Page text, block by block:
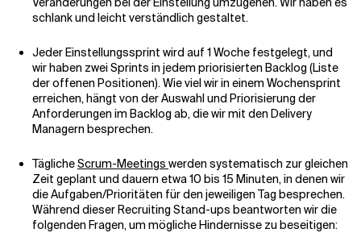
schlank und leicht verständlich gestaltet.
Jeder Einstellungssprint wird auf 1 Woche festgelegt, und
wir haben zwei Sprints in jedem priorisierten Backlog (Liste
der offenen Positionen). Wie viel wir in einem Wochensprint
erreichen, hängt von der Auswahl und Priorisierung der
Anforderungen im Backlog ab, die wir mit den Delivery
Managern besprechen.
TäglicheScrum-Meetings werden systematisch zur gleichen
Zeit geplant und dauern etwa 10 bis 15 Minuten, in denen wir
die Aufgaben/Prioritäten für den jeweiligen Tag besprechen.
Während dieser Recruiting Stand-ups beantworten wir die
folgenden Fragen, um mögliche Hindernisse zu beseitigen: